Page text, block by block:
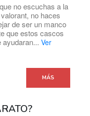
no escuchas a la
no haces
de ser un manco
que estos cascos
ayudaran... Ver
MÁS